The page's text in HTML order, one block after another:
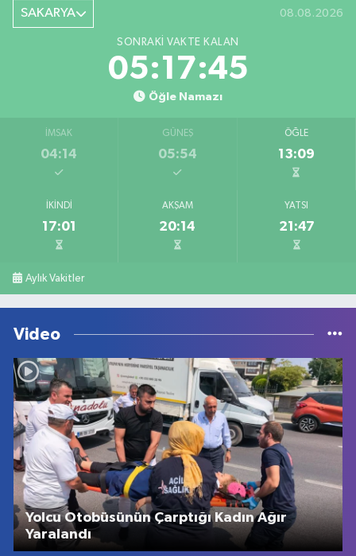
SAKARYA 08.08.2026
SONRAKI VAKTE KALAN
05:17:45
Öğle Namazı
İMSAK
04:14
GÜNEŞ
05:54
ÖĞLE
13:09
İKINDI
17:01
AKŞAM
20:14
YATSI
21:47
Aylık Vakitler
Video
Yolcu Otobüsünün Çarptığı Kadın Ağır
Yaralandı